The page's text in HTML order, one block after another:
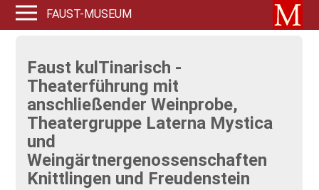
FAUST-MUSEUM
Faust kulTinarisch -
Theaterführung mit
anschließender Weinprobe,
Theatergruppe Laterna Mystica
und
Weingärtnergenossenschaften
Knittlingen und Freudenstein